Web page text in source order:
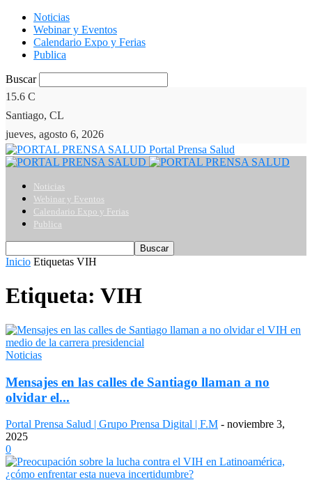
Noticias
Webinar y Eventos
Calendario Expo y Ferias
Publica
Buscar
15.6 C
Santiago, CL
jueves, agosto 6, 2026
Portal Prensa Salud
Noticias
Webinar y Eventos
Calendario Expo y Ferias
Publica
Inicio Etiquetas VIH
Etiqueta: VIH
Noticias
Mensajes en las calles de Santiago llaman a no
olvidar el...
Portal Prensa Salud | Grupo Prensa Digital | F.M - noviembre 3,
2025
0